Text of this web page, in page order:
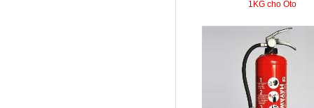
1KG cho Oto